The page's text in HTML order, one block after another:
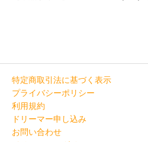
特定商取引法に基づく表示
プライバシーポリシー
利用規約
ドリーマー申し込み
お問い合わせ